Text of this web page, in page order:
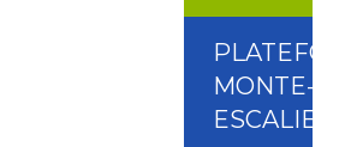
MONTE-
ESCALIER